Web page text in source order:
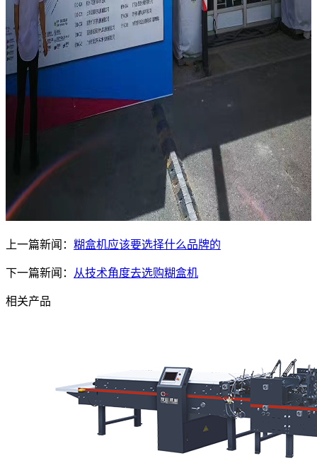
上一篇新闻： 糊盒机应该要选择什么品牌的
下一篇新闻： 从技术角度去选购糊盒机
相关产品